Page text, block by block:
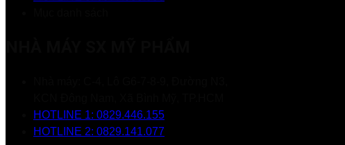
HOTLINE 1: 0829.446.155
HOTLINE 2: 0829.141.077